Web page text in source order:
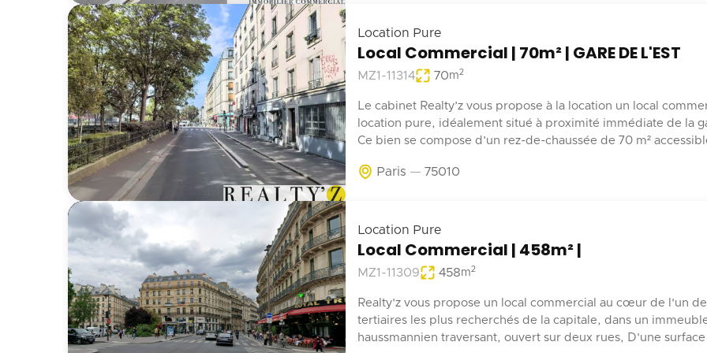
Location Pure
Local Commercial | 70m² | GARE DE L'EST
MZ1-11314 70m2
Le cabinet Realty’z vous propose à la location un local
location pure, idéalement situé à proximité immédiate de la
Ce bien se compose d’un rez-de-chaussée de 70 m²
emplacements de stationnement en sous-sol complètent ce
Paris 75010
Location Pure
Local Commercial | 458m² |
MZ1-11309 458m2
Realty'z vous propose un local commercial au cœur de l'un
tertiaires les plus recherchés de la capitale, dans un
haussmannien traversant, ouvert sur deux rues, D'une